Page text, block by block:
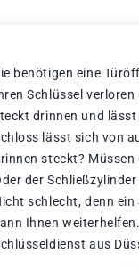
benötigen eine
Schlüssel verloren
drinnen und
lässt sich von
steckt? Müssen
der
schlecht, denn
Ihnen
aus